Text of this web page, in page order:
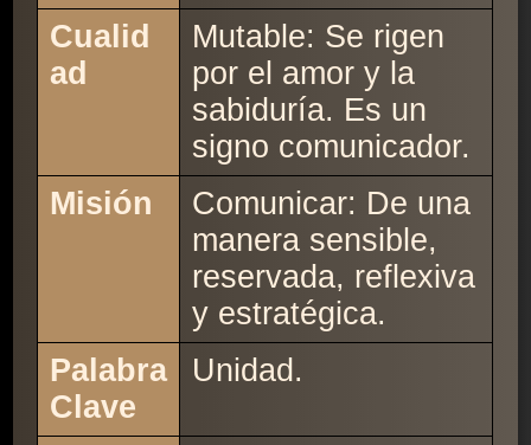
Cualid
ad
Mutable: Se rigen
por el amor y la
sabiduría. Es un
signo comunicador.
Misión
Comunicar: De una
manera sensible,
reservada, reflexiva
y estratégica.
Palabra
Clave
Unidad.